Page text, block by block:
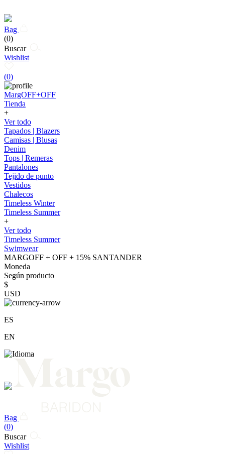
Bag
(0)
Buscar
Wishlist
(0)
MargOFF+OFF
Tienda
+
Ver todo
Tapados | Blazers
Camisas | Blusas
Denim
Tops | Remeras
Pantalones
Tejido de punto
Vestidos
Chalecos
Timeless Winter
Timeless Summer
+
Ver todo
Timeless Summer
Swimwear
MARGOFF + OFF + 15% SANTANDER
Moneda
Según producto
$
USD
ES
EN
Bag
(0)
Buscar
Wishlist